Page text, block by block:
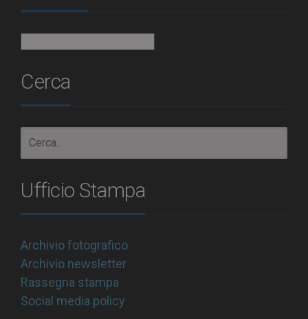
Cerca
Ufficio Stampa
Archivio fotografico
Archivio newsletter
Rassegna stampa
Social media policy